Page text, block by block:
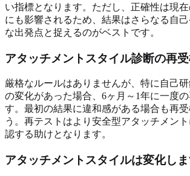
い指標となります。ただし、正確性は現
にも影響されるため、結果はさらなる自
な出発点と捉えるのがベストです。
アタッチメントスタイル診断の再
厳格なルールはありませんが、特に自己
の変化があった場合、6ヶ月～1年に一度
す。最初の結果に違和感がある場合も再
う。再テストはより安全型アタッチメン
認する助けとなります。
アタッチメントスタイルは変化しま